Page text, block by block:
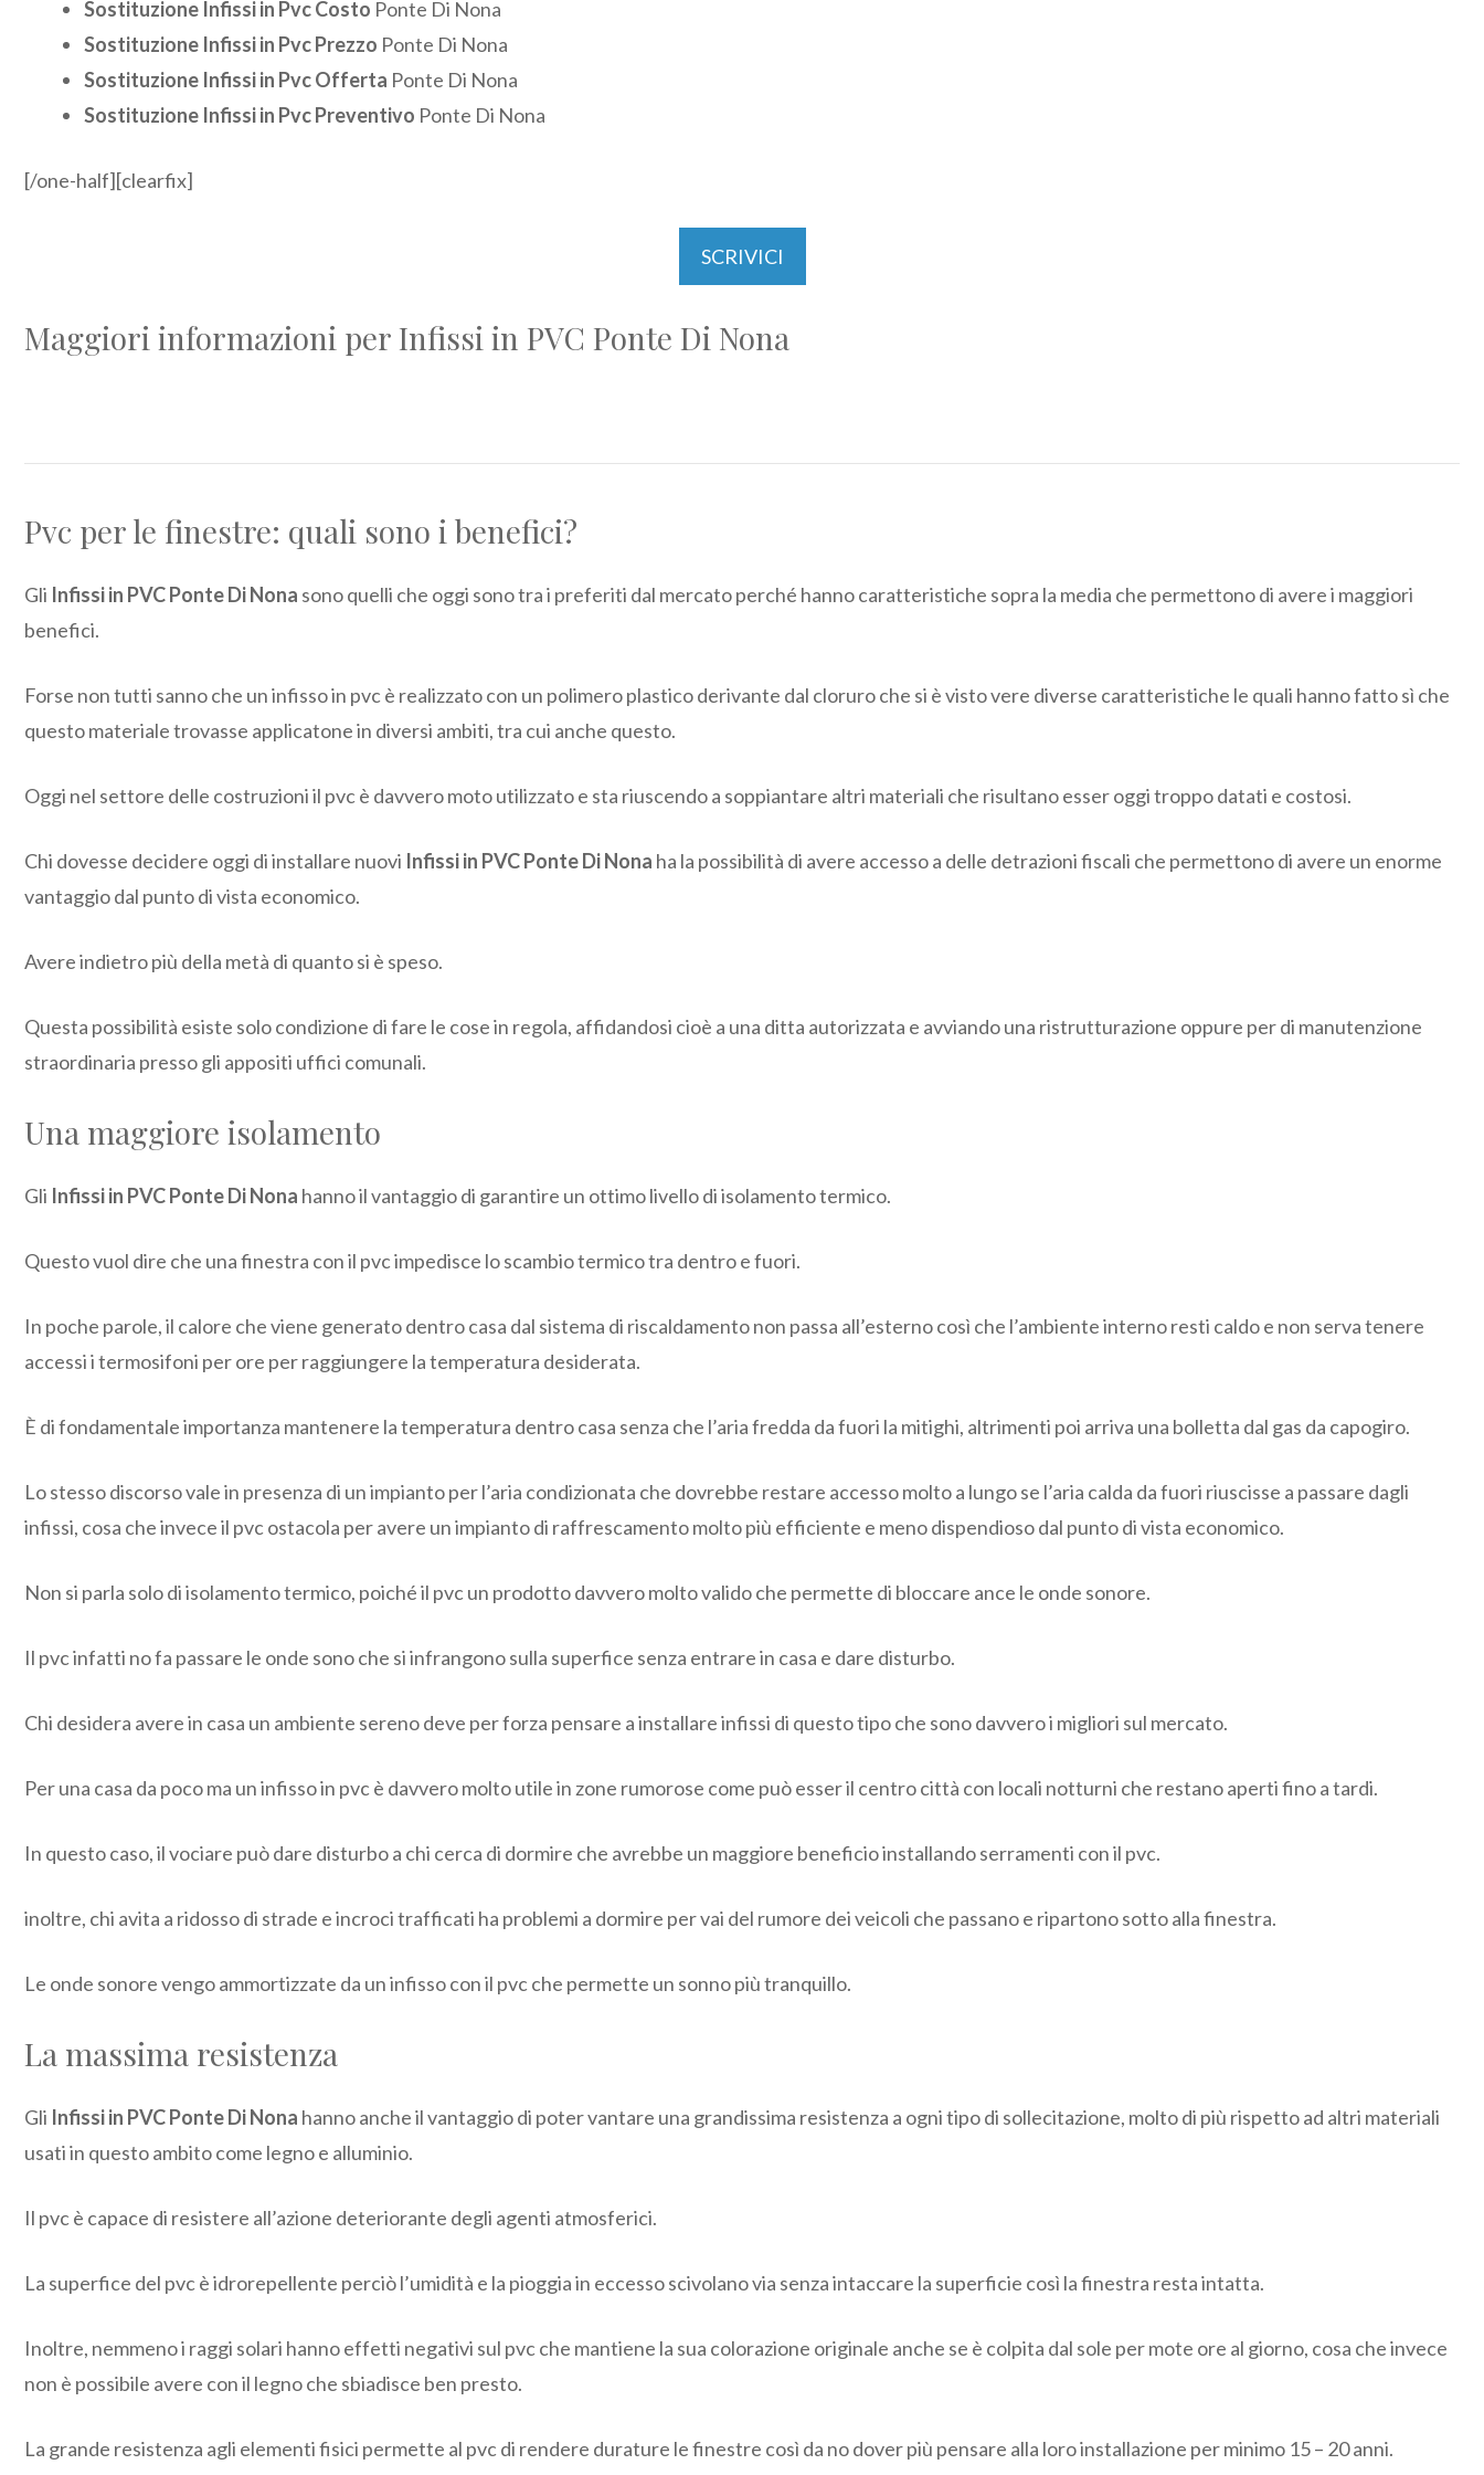
Sostituzione Infissi in Pvc Costo Ponte Di Nona
Sostituzione Infissi in Pvc Prezzo Ponte Di Nona
Sostituzione Infissi in Pvc Offerta Ponte Di Nona
Sostituzione Infissi in Pvc Preventivo Ponte Di Nona
[/one-half][clearfix]
SCRIVICI
Maggiori informazioni per Infissi in PVC Ponte Di Nona
Pvc per le finestre: quali sono i benefici?
Gli Infissi in PVC Ponte Di Nona sono quelli che oggi sono tra i preferiti dal mercato perché hanno caratteristiche sopra la media che permettono di avere i maggiori
benefici.
Forse non tutti sanno che un infisso in pvc è realizzato con un polimero plastico derivante dal cloruro che si è visto vere diverse caratteristiche le quali hanno fatto sì che
questo materiale trovasse applicatone in diversi ambiti, tra cui anche questo.
Oggi nel settore delle costruzioni il pvc è davvero moto utilizzato e sta riuscendo a soppiantare altri materiali che risultano esser oggi troppo datati e costosi.
Chi dovesse decidere oggi di installare nuovi Infissi in PVC Ponte Di Nona ha la possibilità di avere accesso a delle detrazioni fiscali che permettono di avere un enorme
vantaggio dal punto di vista economico.
Avere indietro più della metà di quanto si è speso.
Questa possibilità esiste solo condizione di fare le cose in regola, affidandosi cioè a una ditta autorizzata e avviando una ristrutturazione oppure per di manutenzione
straordinaria presso gli appositi uffici comunali.
Una maggiore isolamento
Gli Infissi in PVC Ponte Di Nona hanno il vantaggio di garantire un ottimo livello di isolamento termico.
Questo vuol dire che una finestra con il pvc impedisce lo scambio termico tra dentro e fuori.
In poche parole, il calore che viene generato dentro casa dal sistema di riscaldamento non passa all’esterno così che l’ambiente interno resti caldo e non serva tenere
accessi i termosifoni per ore per raggiungere la temperatura desiderata.
È di fondamentale importanza mantenere la temperatura dentro casa senza che l’aria fredda da fuori la mitighi, altrimenti poi arriva una bolletta dal gas da capogiro.
Lo stesso discorso vale in presenza di un impianto per l’aria condizionata che dovrebbe restare accesso molto a lungo se l’aria calda da fuori riuscisse a passare dagli
infissi, cosa che invece il pvc ostacola per avere un impianto di raffrescamento molto più efficiente e meno dispendioso dal punto di vista economico.
Non si parla solo di isolamento termico, poiché il pvc un prodotto davvero molto valido che permette di bloccare ance le onde sonore.
Il pvc infatti no fa passare le onde sono che si infrangono sulla superfice senza entrare in casa e dare disturbo.
Chi desidera avere in casa un ambiente sereno deve per forza pensare a installare infissi di questo tipo che sono davvero i migliori sul mercato.
Per una casa da poco ma un infisso in pvc è davvero molto utile in zone rumorose come può esser il centro città con locali notturni che restano aperti fino a tardi.
In questo caso, il vociare può dare disturbo a chi cerca di dormire che avrebbe un maggiore beneficio installando serramenti con il pvc.
inoltre, chi avita a ridosso di strade e incroci trafficati ha problemi a dormire per vai del rumore dei veicoli che passano e ripartono sotto alla finestra.
Le onde sonore vengo ammortizzate da un infisso con il pvc che permette un sonno più tranquillo.
La massima resistenza
Gli Infissi in PVC Ponte Di Nona hanno anche il vantaggio di poter vantare una grandissima resistenza a ogni tipo di sollecitazione, molto di più rispetto ad altri materiali
usati in questo ambito come legno e alluminio.
Il pvc è capace di resistere all’azione deteriorante degli agenti atmosferici.
La superfice del pvc è idrorepellente perciò l’umidità e la pioggia in eccesso scivolano via senza intaccare la superficie così la finestra resta intatta.
Inoltre, nemmeno i raggi solari hanno effetti negativi sul pvc che mantiene la sua colorazione originale anche se è colpita dal sole per mote ore al giorno, cosa che invece
non è possibile avere con il legno che sbiadisce ben presto.
La grande resistenza agli elementi fisici permette al pvc di rendere durature le finestre così da no dover più pensare alla loro installazione per minimo 15 – 20 anni.